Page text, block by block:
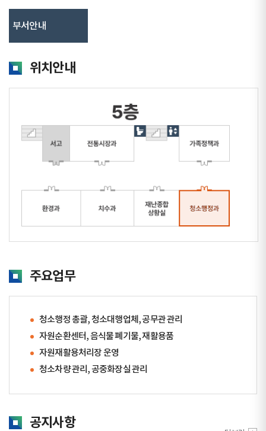
부서안내
위치안내
주요업무
청소행정 총괄, 청소대행업체, 공무관 관리
자원순환센터, 음식물 폐기물, 재활용품
자원재활용처리장 운영
청소차량 관리, 공중화장실 관리
공지사항